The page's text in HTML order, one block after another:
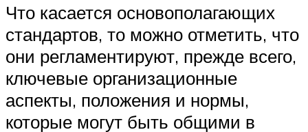
Что касается основополагающих
стандартов, то можно отметить, что
они регламентируют, прежде всего,
ключевые организационные
аспекты, положения и нормы,
которые могут быть общими в